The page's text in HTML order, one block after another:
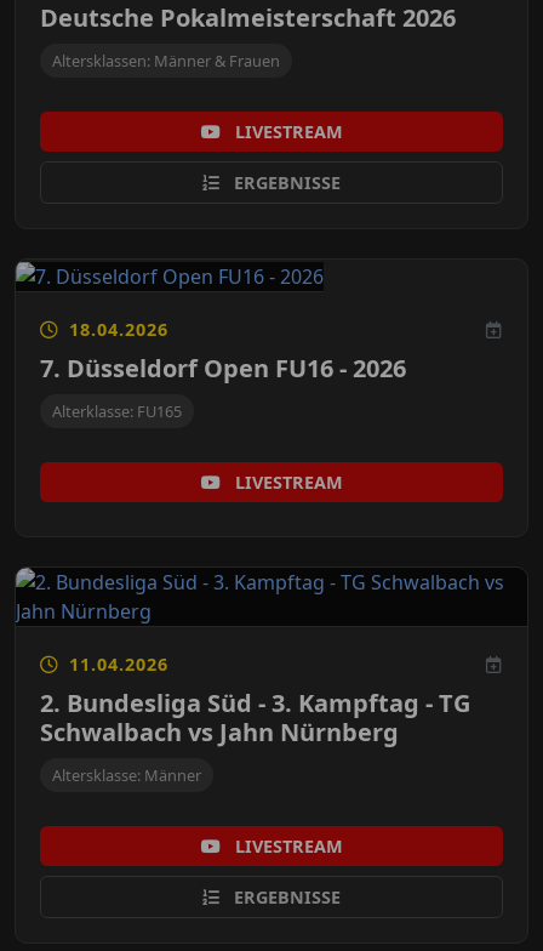
Deutsche Pokalmeisterschaft 2026
Altersklassen: Männer & Frauen
LIVESTREAM
ERGEBNISSE
18.04.2026
7. Düsseldorf Open FU16 - 2026
Alterklasse: FU165
LIVESTREAM
11.04.2026
2. Bundesliga Süd - 3. Kampftag - TG
Schwalbach vs Jahn Nürnberg
Altersklasse: Männer
LIVESTREAM
ERGEBNISSE